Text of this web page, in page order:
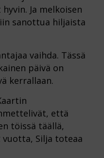
Ja melkoisen
sanottua hiljaista
vaihda. Tässä
päivä on
kerrallaan.
että
töissä täällä,
Silja toteaa